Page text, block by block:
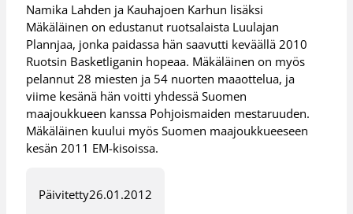
Namika Lahden ja Kauhajoen Karhun lisäksi
Mäkäläinen on edustanut ruotsalaista Luulajan
Plannjaa, jonka paidassa hän saavutti keväällä 2010
Ruotsin Basketliganin hopeaa. Mäkäläinen on myös
pelannut 28 miesten ja 54 nuorten maaottelua, ja
viime kesänä hän voitti yhdessä Suomen
maajoukkueen kanssa Pohjoismaiden mestaruuden.
Mäkäläinen kuului myös Suomen maajoukkueeseen
kesän 2011 EM-kisoissa.
Päivitetty26.01.2012